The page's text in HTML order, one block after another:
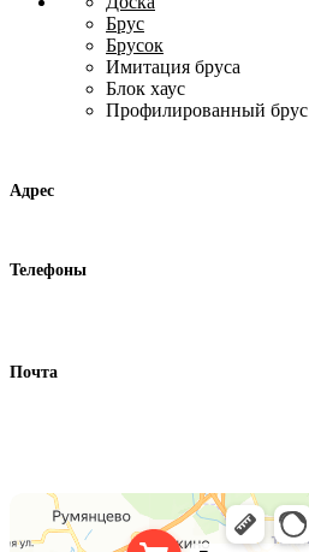
Брус
Брусок
Имитация бруса
Блок хаус
Профилированный брус
Адрес
Телефоны
Почта
Лесторгмаркет
Пиломатериалы в Москве